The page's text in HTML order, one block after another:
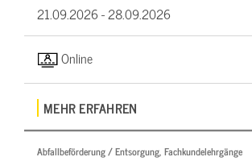
21.09.2026 -28.09.2026
Online
MEHR ERFAHREN
Abfallbeförderung / Entsorgung, Fachkundelehrgänge